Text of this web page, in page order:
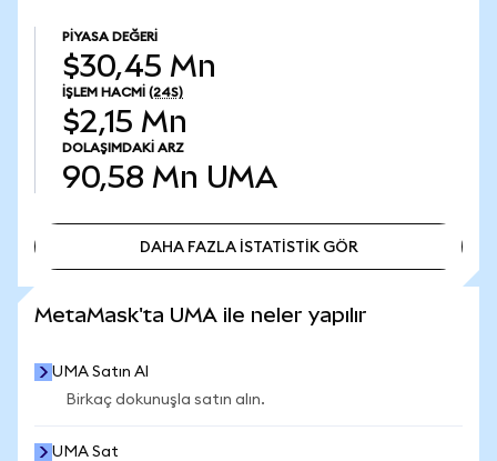
PIYASA DEĞERI
$30,45 Mn
İŞLEM HACMI (24S)
$2,15 Mn
DOLAŞIMDAKI ARZ
90,58 Mn UMA
DAHA FAZLA İSTATİSTİK GÖR
MetaMask'ta UMA ile neler yapılır
UMA Satın Al
Birkaç dokunuşla satın alın.
UMA Sat